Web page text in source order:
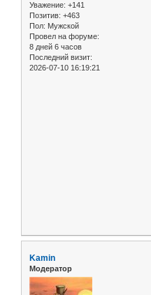
Уважение: +141
Позитив: +463
Пол: Мужской
Провел на форуме:
8 дней 6 часов
Последний визит:
2026-07-10 16:19:21
Kamin
Модератор